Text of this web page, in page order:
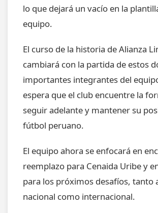
lo que dejará un vacío en la
equipo.
El curso de la historia de Alianza
cambiará con la partida de estos
importantes integrantes del
espera que el club encuentre la
seguir adelante y mantener su
fútbol peruano.
El equipo ahora se enfocará en
reemplazo para Cenaida Uribe y
para los próximos desafíos, tanto
nacional como internacional.